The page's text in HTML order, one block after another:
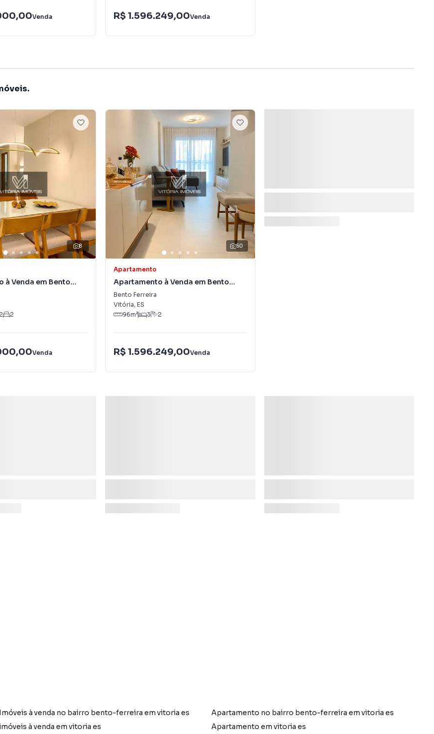
Venda R$ 1.596.249,00Venda
8
à Venda em Bento
2
Venda
50
Apartamento
Apartamento à Venda em Bento
Ferreira
Bento Ferreira
Vitória, ES
96m² 3 2
R$ 1.596.249,00Venda
Imóveis à venda no bairro bento-ferreira em vitoria es
Apartamento no bairro bento-ferreira em vitoria es
à venda em vitoria es Apartamento em vitoria es